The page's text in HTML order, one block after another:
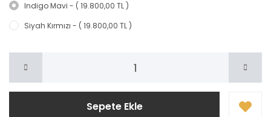
Indigo Mavi - ( 19.800,00 TL )
Siyah Kırmızı - ( 19.800,00 TL )
Sepete Ekle